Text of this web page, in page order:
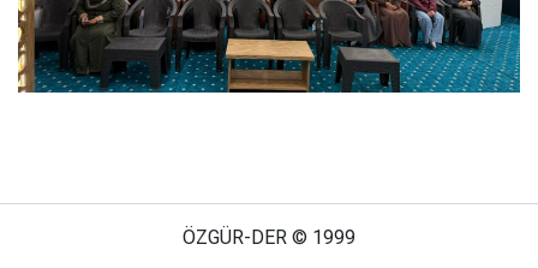
ÖZGÜR-DER © 1999